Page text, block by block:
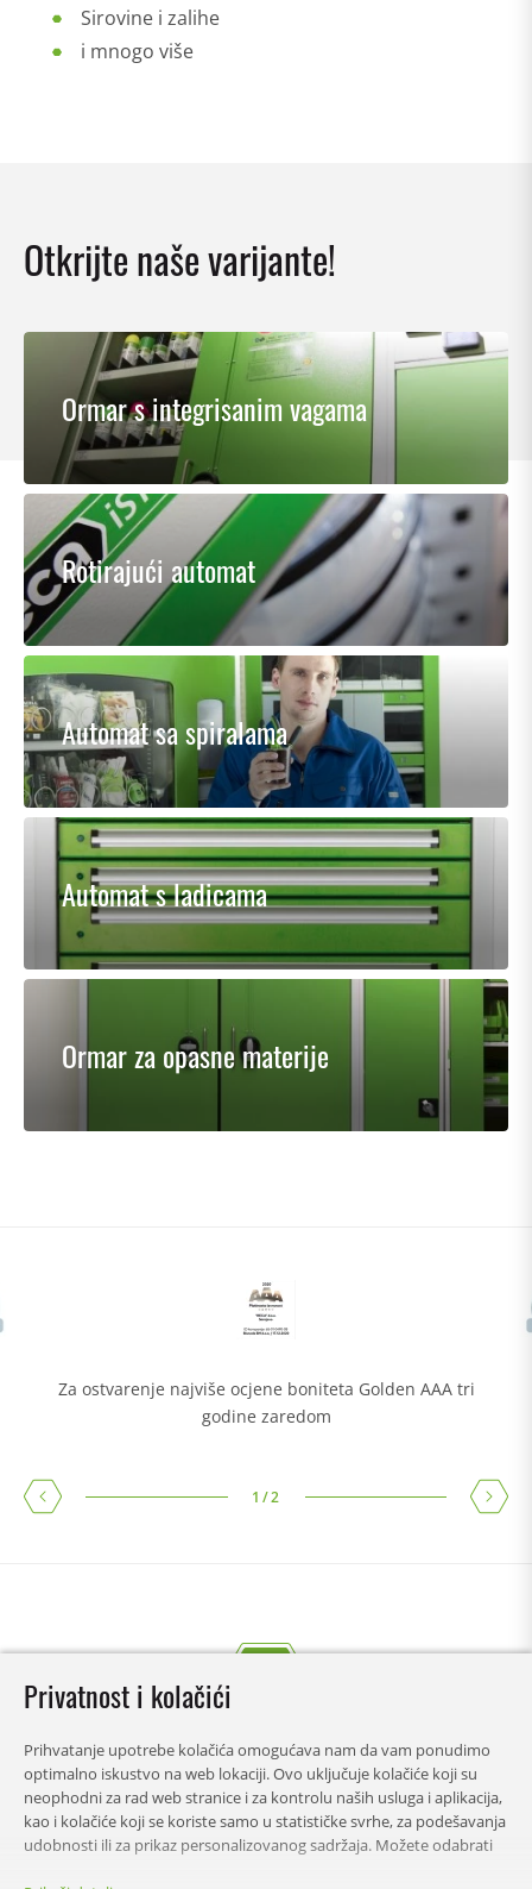
Sirovine i zalihe
i mnogo više
Otkrijte naše varijante!
Ormar s integrisanim vagama
Rotirajući automat
Automat sa spiralama
Automat s ladicama
Ormar za opasne materije
Za ostvarenje najviše ocjene boniteta Golden AAA tri
godine zaredom
1 /2
Privatnost i kolačići
Prihvatanje upotrebe kolačića omogućava nam da vam ponudimo
optimalno iskustvo na web lokaciji. Ovo uključuje kolačiće koji su
neophodni za rad web stranice i za kontrolu naših usluga i aplikacija,
kao i kolačiće koji se koriste samo u statističke svrhe, za podešavanja
udobnosti ili za prikaz personalizovanog sadržaja. Možete odabrati